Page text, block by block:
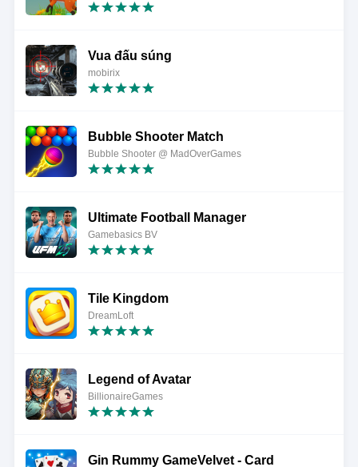
Vua đấu súng
mobirix
Bubble Shooter Match
Bubble Shooter @ MadOverGames
Ultimate Football Manager
Gamebasics BV
Tile Kingdom
DreamLoft
Legend of Avatar
BillionaireGames
Gin Rummy GameVelvet - Card